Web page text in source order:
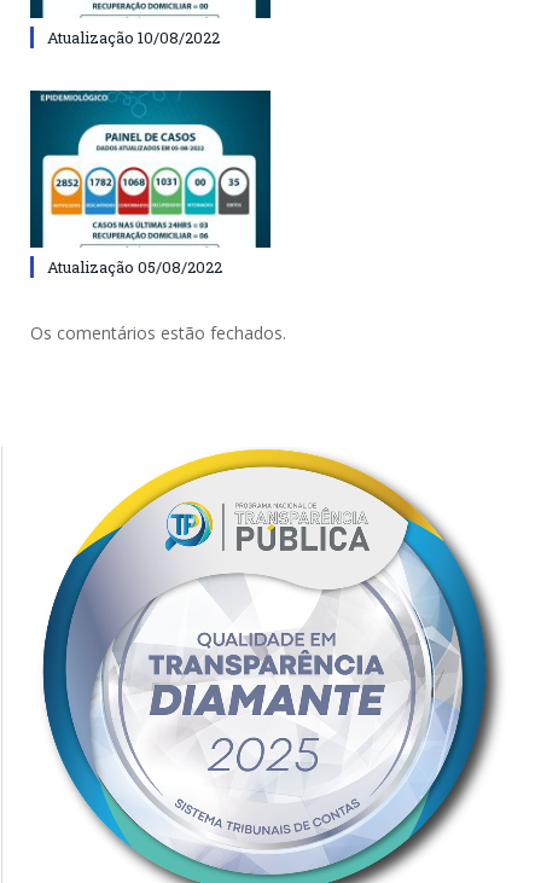
Atualização 10/08/2022
Atualização 05/08/2022
Os comentários estão fechados.